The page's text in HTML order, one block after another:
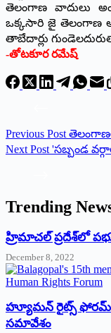
తెలంగాణ వాదులు
ఒక్కసారి జై తెలంగాణ
తాబేదార్లు
-తోటకూర రమేష్
Previous Post
Next Post 'సబ్బండ
Trending
‌హ్రిమాచల్‌ ‌ప్రదేశ్‌లో
December 8, 2022
హ్యూమన్‌ రైట్స్‌ ఫోరమ్‌
సమావేశం